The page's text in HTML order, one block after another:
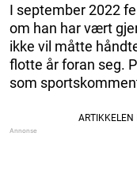
I september 2022
om han har vært
ikke vil måtte
flotte år foran seg.
som